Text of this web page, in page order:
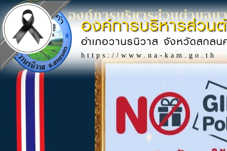
องค์การบริหารส่วน
อำเภอวานรนิวาส จังหวัดสกลน
https://www.na-kam.go.th